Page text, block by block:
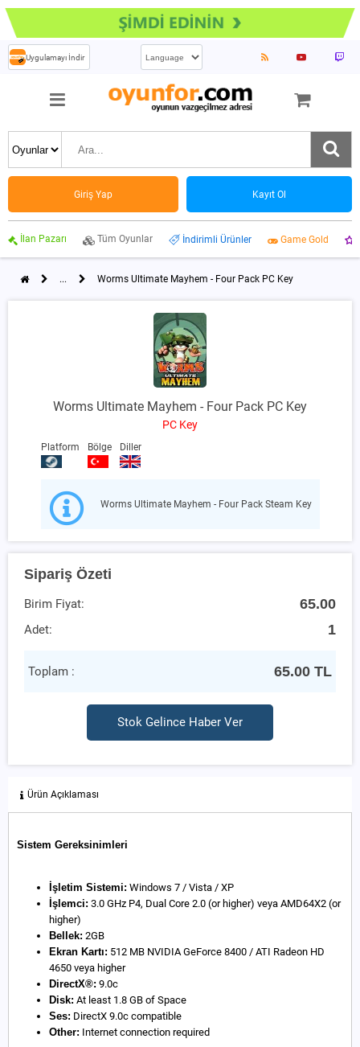
Uygulamayı İndir
Giriş Yap Kayıt Ol
İlan Pazarı Tüm Oyunlar İndirimli Ürünler Game Gold
... Worms Ultimate Mayhem - Four Pack PC Key
Worms Ultimate Mayhem - Four Pack PC Key
PC Key
Platform Bölge Diller
Worms Ultimate Mayhem - Four Pack Steam Key
Sipariş Özeti
Birim Fiyat: 65.00
Adet: 1
Toplam : 65.00 TL
Stok Gelince Haber Ver
Ürün Açıklaması
Sistem Gereksinimleri
İşletim Sistemi: Windows 7 / Vista / XP
İşlemci: 3.0 GHz P4, Dual Core 2.0 (or higher) veya AMD64X2 (or
higher)
Bellek: 2GB
Ekran Kartı: 512 MB NVIDIA GeForce 8400 / ATI Radeon HD
4650 veya higher
DirectX®: 9.0c
Disk: At least 1.8 GB of Space
Ses: DirectX 9.0c compatible
Other: Internet connection required